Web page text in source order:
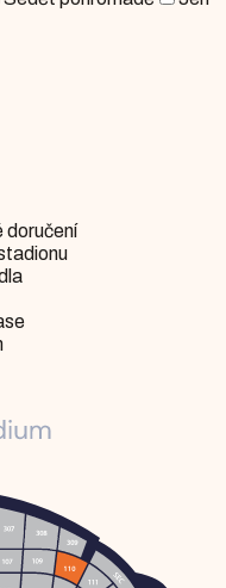
doručení